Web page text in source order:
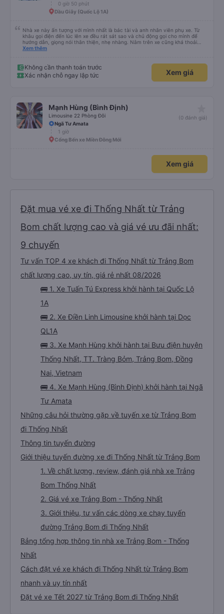
0 giờ 50 phút
Dầu Giây (Quốc Lộ 1A)
Nhà xe này ấn tượng với mình nhất là bác tài và anh nhân viên phụ xe. Từ
khâu gọi điện đến lúc lên xe đều rát sát sao và chủ động gọi cho mình để
hướng dẫn, giọng nói thân thiện, nhẹ nhàng. Nằm trên xe cũng khá thoải
mái, chăn nệm nước suối đầy đủ. Chuyến xe của mình hầu hết là các cô bác
nhưng các anh hướng dẫn mình xuống ở đây không có ma nào dám chở đâu
( vì đây là địa bàn của thế lực xe ôm ngầm, dân chơi cỏ kẹo ke...) Và thế là
mình được chở xuống Ngã 3 thành , nơi sáng sủa an toàn hơn. Một Chuyến
Xem thêm
Không cần thanh toán trước
Xác nhận chỗ ngay lập tức
Xem giá
Mạnh Hùng (Bình Định)
Limousine 22 Phòng Đôi
(0 đánh giá)
Ngã Tư Amata
1 giờ
Cổng Bến xe Miền Đông Mới
Xem giá
Đặt mua vé xe đi Thống Nhất từ Trảng
Bom chất lượng cao và giá vé ưu đãi nhất:
9 chuyến
Tư vấn TOP 4 xe khách đi Thống Nhất từ Trảng Bom
chất lượng cao, uy tín, giá rẻ nhất 08/2026
🚌 1. Xe Tuấn Tú Express khởi hành tại Quốc Lộ
1A
🚌 2. Xe Điền Linh Limousine khởi hành tại Dọc
QL1A
🚌 3. Xe Mạnh Hùng khởi hành tại Bưu điện huyện
Thống Nhất, TT. Tràng Bỏm, Trảng Bom, Đồng
Nai, Vietnam
🚌 4. Xe Mạnh Hùng (Bình Định) khởi hành tại Ngã
Tư Amata
Những câu hỏi thường gặp về tuyến xe từ Trảng Bom
đi Thống Nhất
Thông tin tuyến đường
Giới thiệu tuyến đường xe đi Thống Nhất từ Trảng Bom
1. Về chất lượng, review, đánh giá nhà xe Trảng
Bom Thống Nhất
2. Giá vé xe Trảng Bom - Thống Nhất
3. Giới thiệu, tư vấn các dòng xe chạy tuyến
đường Trảng Bom đi Thống Nhất
Bảng tổng hợp thông tin nhà xe Trảng Bom - Thống
Nhất
Cách đặt vé xe khách đi Thống Nhất từ Trảng Bom
nhanh và uy tín nhất
Đặt vé xe Tết 2027 từ Trảng Bom đi Thống Nhất